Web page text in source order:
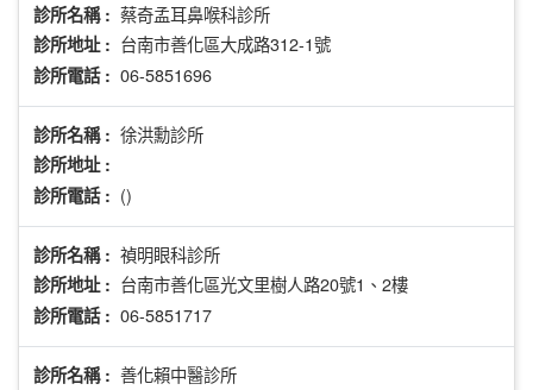
診所名稱 : 蔡奇孟耳鼻喉科診所
診所地址 : 台南市善化區大成路312-1號
診所電話 : 06-5851696
診所名稱 : 徐洪勳診所
診所地址 :
診所電話 : ()
診所名稱 : 禎明眼科診所
診所地址 : 台南市善化區光文里樹人路20號1、2樓
診所電話 : 06-5851717
診所名稱 : 善化賴中醫診所